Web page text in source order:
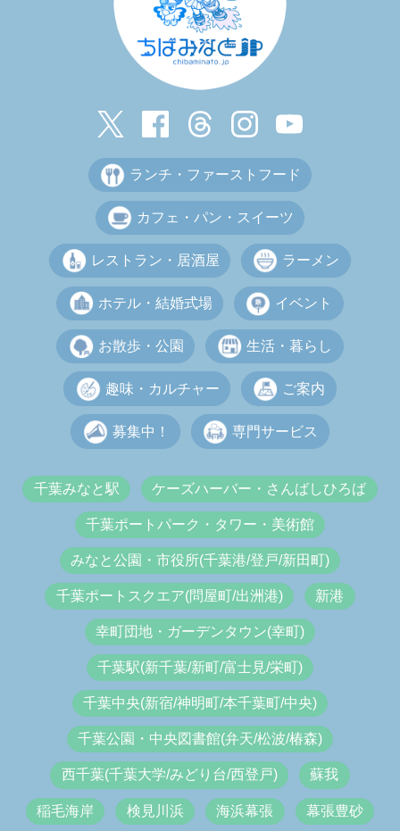
ランチ・ファーストフード
カフェ・パン・スイーツ
レストラン・居酒屋 ラーメン
ホテル・結婚式場 イベント
お散歩・公園 生活・暮らし
趣味・カルチャー ご案内
募集中！ 専門サービス
千葉みなと駅 ケーズハーバー・さんばしひろば
千葉ポートパーク・タワー・美術館
みなと公園・市役所(千葉港/登戸/新田町)
千葉ポートスクエア(問屋町/出洲港) 新港
幸町団地・ガーデンタウン(幸町)
千葉駅(新千葉/新町/富士見/栄町)
千葉中央(新宿/神明町/本千葉町/中央)
千葉公園・中央図書館(弁天/松波/椿森)
西千葉(千葉大学/みどり台/西登戸) 蘇我
稲毛海岸 検見川浜 海浜幕張 幕張豊砂